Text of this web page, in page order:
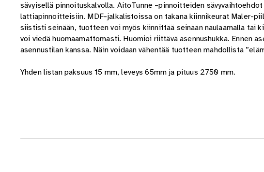
sävyisellä pinnoituskalvolla. AitoTunne –pinnoitteiden
lattiapinnoitteisiin. MDF-jalkalistoissa on takana kiinnikeurat Maler-
siististi seinään, tuotteen voi myös kiinnittää seinään naulaamalla tai
voi viedä huomaamattomasti. Huomioi riittävä asennushukka. Ennen
asennustilan kanssa. Näin voidaan vähentää tuotteen mahdollista
Yhden listan paksuus 15 mm, leveys 65mm ja pituus 2750 mm.